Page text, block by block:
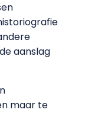
aanslag
maar te